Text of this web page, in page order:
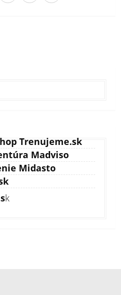
Trenujeme.sk
Madviso
Midasto
k